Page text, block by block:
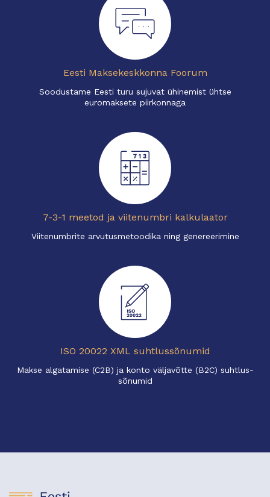
Eesti Maksekeskkonna Foorum
Soodustame Eesti turu sujuvat ühinemist ühtse
euromaksete piirkonnaga
7-3-1 meetod ja viitenumbri kalkulaator
Viitenumbrite arvutusmetoodika ning genereerimine
ISO 20022 XML suhtlussõnumid
Makse algatamise (C2B) ja konto väljavõtte (B2C) suhtlus-
sõnumid